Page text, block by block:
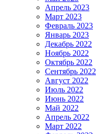
Апрель 2023
Март 2023
Февраль 2023
Январь 2023
Декабрь 2022
Ноябрь 2022
Октябрь 2022
Сентябрь 2022
Август 2022
Июль 2022
Июнь 2022
Май 2022
Апрель 2022
Март 2022